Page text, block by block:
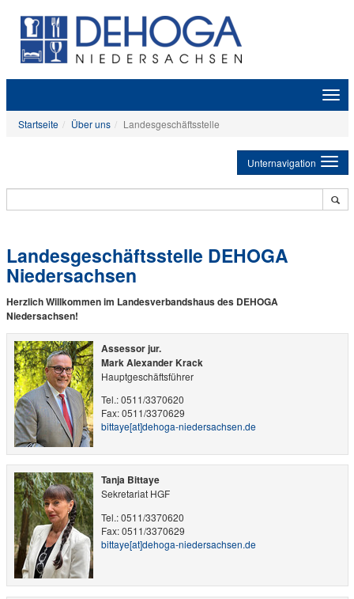
Startseite
Über uns Landesgeschäftsstelle
Unternavigation
Landesgeschäftsstelle DEHOGA
Niedersachsen
Herzlich Willkommen im Landesverbandshaus des DEHOGA
Niedersachsen!
Assessor jur.
Mark Alexander Krack
Hauptgeschäftsführer
Tel.: 0511/3370620
Fax: 0511/3370629
bittaye​[at]​dehoga-niedersachsen.de
Tanja Bittaye
Sekretariat HGF
Tel.: 0511/3370620
Fax: 0511/3370629
bittaye​[at]​dehoga-niedersachsen.de